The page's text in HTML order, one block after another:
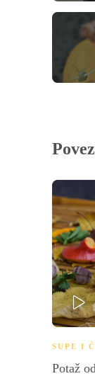
PLAY
SUPE I
Potaž